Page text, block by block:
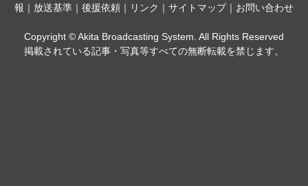
報 ｜ 放送基準 ｜ 後援依頼 ｜ リンク ｜ サイトマップ｜ お問い合わせ
Copyright © Akita Broadcasting System. All Rights Reserved
掲載されている記事・写真等すべての無断転載を禁じます。